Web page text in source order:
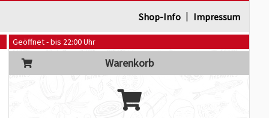
Shop-Info | Impressum
Geöffnet - bis 22:00 Uhr
Warenkorb